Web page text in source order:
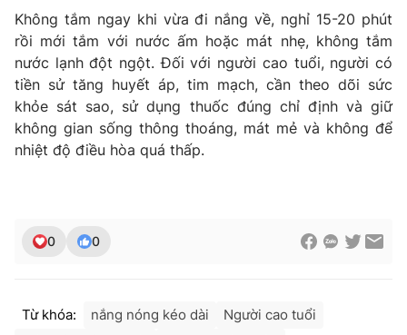
Video Shorts video
VTV Money VTV Thể thao
VTV Sức khoẻ Bất động sản
VTV4
Liên hệ tòa soạn English
Không tắm ngay khi vừa đi nắng về, nghỉ 15-20 phút
rồi mới tắm với nước ấm hoặc mát nhẹ, không tắm
nước lạnh đột ngột. Đối với người cao tuổi, người có
tiền sử tăng huyết áp, tim mạch, cần theo dõi sức
khỏe sát sao, sử dụng thuốc đúng chỉ định và giữ
không gian sống thông thoáng, mát mẻ và không để
nhiệt độ điều hòa quá thấp.
0 0
Từ khóa: nắng nóng kéo dài
Người cao tuổi